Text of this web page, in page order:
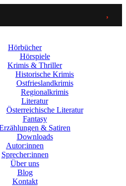
Hörbücher
Hörspiele
Krimis & Thriller
Historische Krimis
Ostfrieslandkrimis
Regionalkrimis
Literatur
Österreichische Literatur
Fantasy
& Satiren
Downloads
Autor:innen
Sprecher:innen
Über uns
Blog
Kontakt